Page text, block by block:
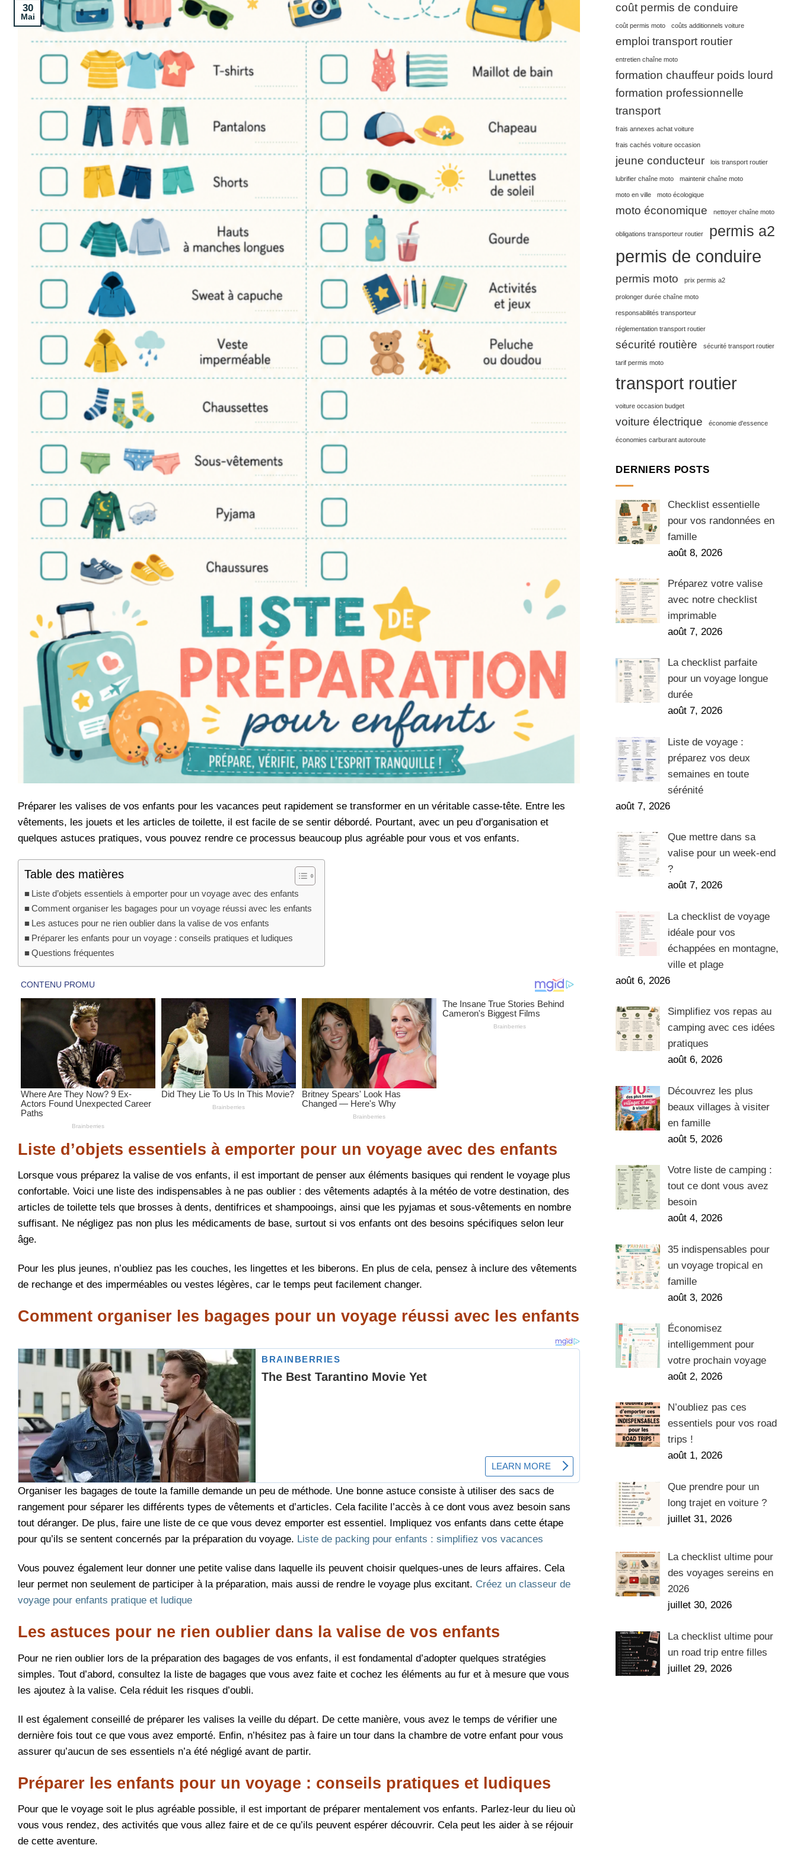
30
Mai
Préparer les valises de vos enfants pour les vacances peut rapidement se transformer en un véritable casse-tête. Entre les
vêtements, les jouets et les articles de toilette, il est facile de se sentir débordé. Pourtant, avec un peu d’organisation et
quelques astuces pratiques, vous pouvez rendre ce processus beaucoup plus agréable pour vous et vos enfants.
Table des matières
Liste d’objets essentiels à emporter pour un voyage avec des enfants
Comment organiser les bagages pour un voyage réussi avec les enfants
Les astuces pour ne rien oublier dans la valise de vos enfants
Préparer les enfants pour un voyage : conseils pratiques et ludiques
Questions fréquentes
Liste d’objets essentiels à emporter pour un voyage avec des enfants
Lorsque vous préparez la valise de vos enfants, il est important de penser aux éléments basiques qui rendent le voyage plus
confortable. Voici une liste des indispensables à ne pas oublier : des vêtements adaptés à la météo de votre destination, des
articles de toilette tels que brosses à dents, dentifrices et shampooings, ainsi que les pyjamas et sous-vêtements en nombre
suffisant. Ne négligez pas non plus les médicaments de base, surtout si vos enfants ont des besoins spécifiques selon leur
âge.
Pour les plus jeunes, n’oubliez pas les couches, les lingettes et les biberons. En plus de cela, pensez à inclure des vêtements
de rechange et des imperméables ou vestes légères, car le temps peut facilement changer.
Comment organiser les bagages pour un voyage réussi avec les enfants
Organiser les bagages de toute la famille demande un peu de méthode. Une bonne astuce consiste à utiliser des sacs de
rangement pour séparer les différents types de vêtements et d’articles. Cela facilite l’accès à ce dont vous avez besoin sans
tout déranger. De plus, faire une liste de ce que vous devez emporter est essentiel. Impliquez vos enfants dans cette étape
pour qu’ils se sentent concernés par la préparation du voyage. Liste de packing pour enfants : simplifiez vos vacances
Vous pouvez également leur donner une petite valise dans laquelle ils peuvent choisir quelques-unes de leurs affaires. Cela
leur permet non seulement de participer à la préparation, mais aussi de rendre le voyage plus excitant. Créez un classeur de
voyage pour enfants pratique et ludique
Les astuces pour ne rien oublier dans la valise de vos enfants
Pour ne rien oublier lors de la préparation des bagages de vos enfants, il est fondamental d’adopter quelques stratégies
simples. Tout d’abord, consultez la liste de bagages que vous avez faite et cochez les éléments au fur et à mesure que vous
les ajoutez à la valise. Cela réduit les risques d’oubli.
Il est également conseillé de préparer les valises la veille du départ. De cette manière, vous avez le temps de vérifier une
dernière fois tout ce que vous avez emporté. Enfin, n’hésitez pas à faire un tour dans la chambre de votre enfant pour vous
assurer qu’aucun de ses essentiels n’a été négligé avant de partir.
Préparer les enfants pour un voyage : conseils pratiques et ludiques
Pour que le voyage soit le plus agréable possible, il est important de préparer mentalement vos enfants. Parlez-leur du lieu où
vous vous rendez, des activités que vous allez faire et de ce qu’ils peuvent espérer découvrir. Cela peut les aider à se réjouir
de cette aventure.
coût permis de conduire
coût permis moto coûts additionnels voiture
emploi transport routier
entretien chaîne moto
formation chauffeur poids lourd
formation professionnelle
transport
frais annexes achat voiture
frais cachés voiture occasion
jeune conducteur lois transport routier
lubrifier chaîne moto maintenir chaîne moto
moto en ville moto écologique
moto économique nettoyer chaîne moto
obligations transporteur routier permis a2
permis de conduire
permis moto prix permis a2
prolonger durée chaîne moto
responsabilités transporteur
réglementation transport routier
sécurité routière sécurité transport routier
tarif permis moto
transport routier
voiture occasion budget
voiture électrique économie d'essence
économies carburant autoroute
DERNIERS POSTS
Checklist essentielle
pour vos randonnées en
famille
août 8, 2026
Préparez votre valise
avec notre checklist
imprimable
août 7, 2026
La checklist parfaite
pour un voyage longue
durée
août 7, 2026
Liste de voyage :
préparez vos deux
semaines en toute
sérénité
août 7, 2026
Que mettre dans sa
valise pour un week-end
?
août 7, 2026
La checklist de voyage
idéale pour vos
échappées en montagne,
ville et plage
août 6, 2026
Simplifiez vos repas au
camping avec ces idées
pratiques
août 6, 2026
Découvrez les plus
beaux villages à visiter
en famille
août 5, 2026
Votre liste de camping :
tout ce dont vous avez
besoin
août 4, 2026
35 indispensables pour
un voyage tropical en
famille
août 3, 2026
Économisez
intelligemment pour
votre prochain voyage
août 2, 2026
N’oubliez pas ces
essentiels pour vos road
trips !
août 1, 2026
Que prendre pour un
long trajet en voiture ?
juillet 31, 2026
La checklist ultime pour
des voyages sereins en
2026
juillet 30, 2026
La checklist ultime pour
un road trip entre filles
juillet 29, 2026